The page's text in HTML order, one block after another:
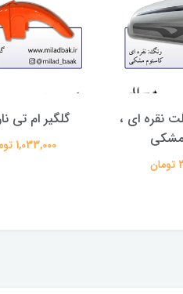
نقره ای ،
مشکی
گلگیر ام تی
1,033,000 تومان